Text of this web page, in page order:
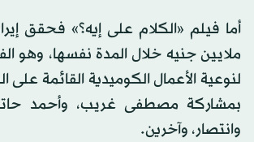
ملايين جنيه خلال المدة نفسها، وهو
لنوعية الأعمال الكوميدية القائمة على
بمشاركة مصطفى غريب، وأحمد
وانتصار، وآخرين.